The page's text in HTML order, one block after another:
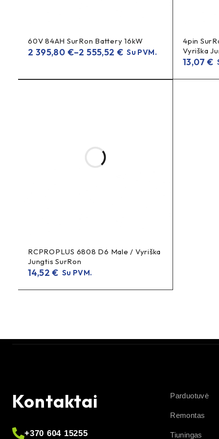
60V 84AH SurRon Battery 16kW
2 395,80 €–2 555,52€ Su PVM.
4pin
Vyriška
13,07€
RCPROPLUS 6808 D6 Male / Vyriška
Jungtis SurRon
14,52€ Su PVM.
Kontaktai
+370 604 15255
Parduotuvė
Remontas
Tiuningas